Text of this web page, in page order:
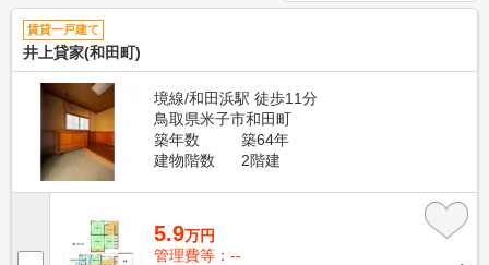
賃貸一戸建て
井上貸家(和田町)
境線/和田浜駅 徒歩11分
鳥取県米子市和田町
築年数
築64年
建物階数
2階建
5.9万円
管理費等：--